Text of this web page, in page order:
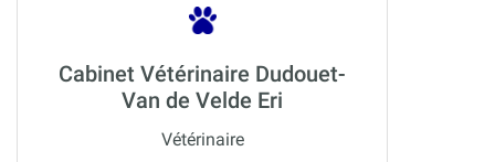
Cabinet Vétérinaire Dudouet-
Van de Velde Eri
Vétérinaire